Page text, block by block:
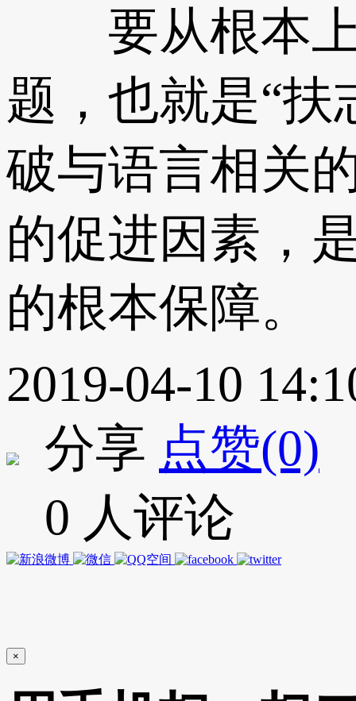
要从根本上
题，也就是“扶
破与语言相关
的促进因素，
的根本保障。
2019-04-10
分享 点赞(0)
0 人评论
×